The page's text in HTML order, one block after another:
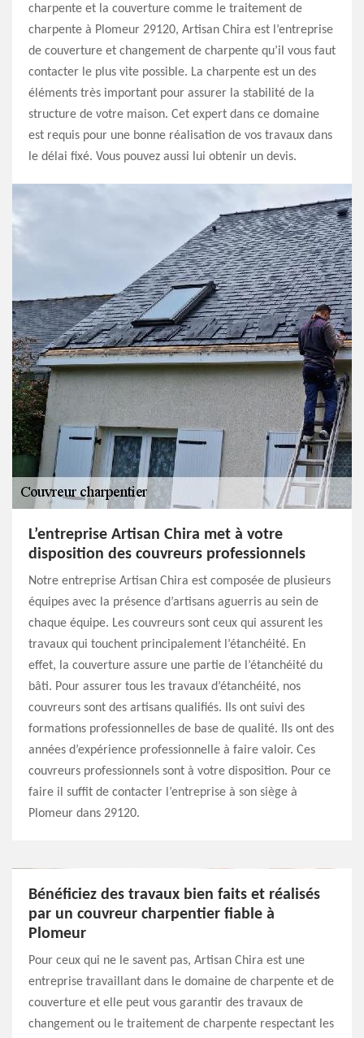
charpente et la couverture comme le traitement de
charpente à Plomeur 29120, Artisan Chira est l’entreprise
de couverture et changement de charpente qu’il vous faut
contacter le plus vite possible. La charpente est un des
éléments très important pour assurer la stabilité de la
structure de votre maison. Cet expert dans ce domaine
est requis pour une bonne réalisation de vos travaux dans
le délai fixé. Vous pouvez aussi lui obtenir un devis.
L’entreprise Artisan Chira met à votre
disposition des couvreurs professionnels
Notre entreprise Artisan Chira est composée de plusieurs
équipes avec la présence d’artisans aguerris au sein de
chaque équipe. Les couvreurs sont ceux qui assurent les
travaux qui touchent principalement l’étanchéité. En
effet, la couverture assure une partie de l’étanchéité du
bâti. Pour assurer tous les travaux d’étanchéité, nos
couvreurs sont des artisans qualifiés. Ils ont suivi des
formations professionnelles de base de qualité. Ils ont des
années d’expérience professionnelle à faire valoir. Ces
couvreurs professionnels sont à votre disposition. Pour ce
faire il suffit de contacter l’entreprise à son siège à
Plomeur dans 29120.
Bénéficiez des travaux bien faits et réalisés
par un couvreur charpentier fiable à
Plomeur
Pour ceux qui ne le savent pas, Artisan Chira est une
entreprise travaillant dans le domaine de charpente et de
couverture et elle peut vous garantir des travaux de
changement ou le traitement de charpente respectant les